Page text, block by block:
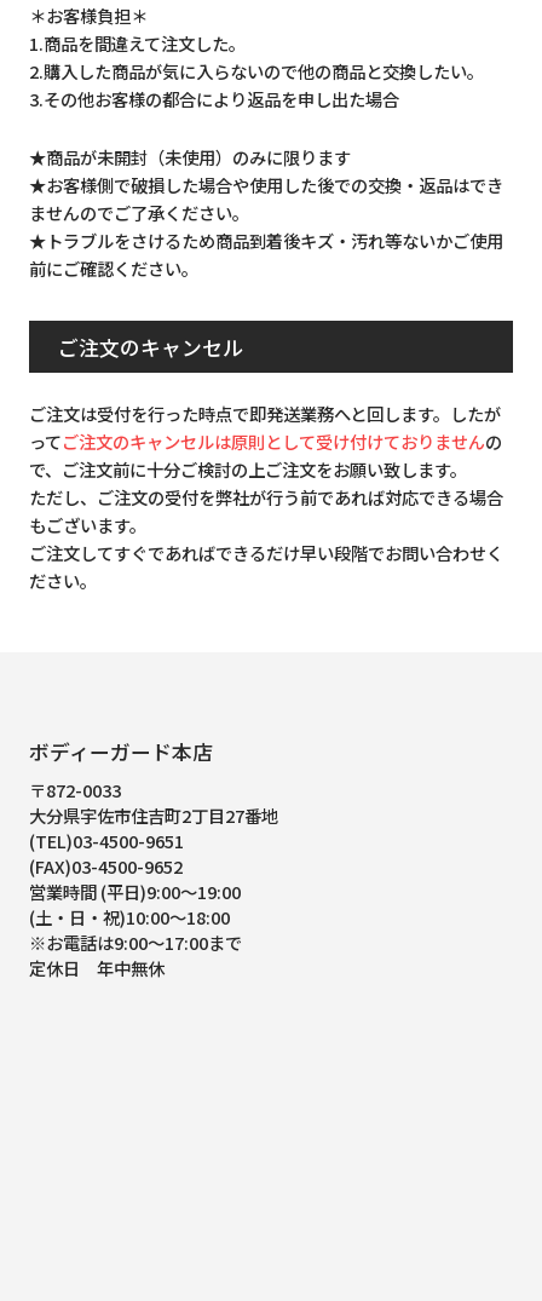
＊お客様負担＊
1.商品を間違えて注文した。
2.購入した商品が気に入らないので他の商品と交換したい。
3.その他お客様の都合により返品を申し出た場合
★商品が未開封（未使用）のみに限ります
★お客様側で破損した場合や使用した後での交換・返品はでき
ませんのでご了承ください。
★トラブルをさけるため商品到着後キズ・汚れ等ないかご使用
前にご確認ください。
ご注文のキャンセル
ご注文は受付を行った時点で即発送業務へと回します。したが
ってご注文のキャンセルは原則として受け付けておりませんの
で、ご注文前に十分ご検討の上ご注文をお願い致します。
ただし、ご注文の受付を弊社が行う前であれば対応できる場合
もございます。
ご注文してすぐであればできるだけ早い段階でお問い合わせく
ださい。
ボディーガード本店
〒872-0033
大分県宇佐市住吉町2丁目27番地
(TEL)03-4500-9651
(FAX)03-4500-9652
営業時間 (平日)9:00～19:00
(土・日・祝)10:00～18:00
※お電話は9:00～17:00まで
定休日 年中無休